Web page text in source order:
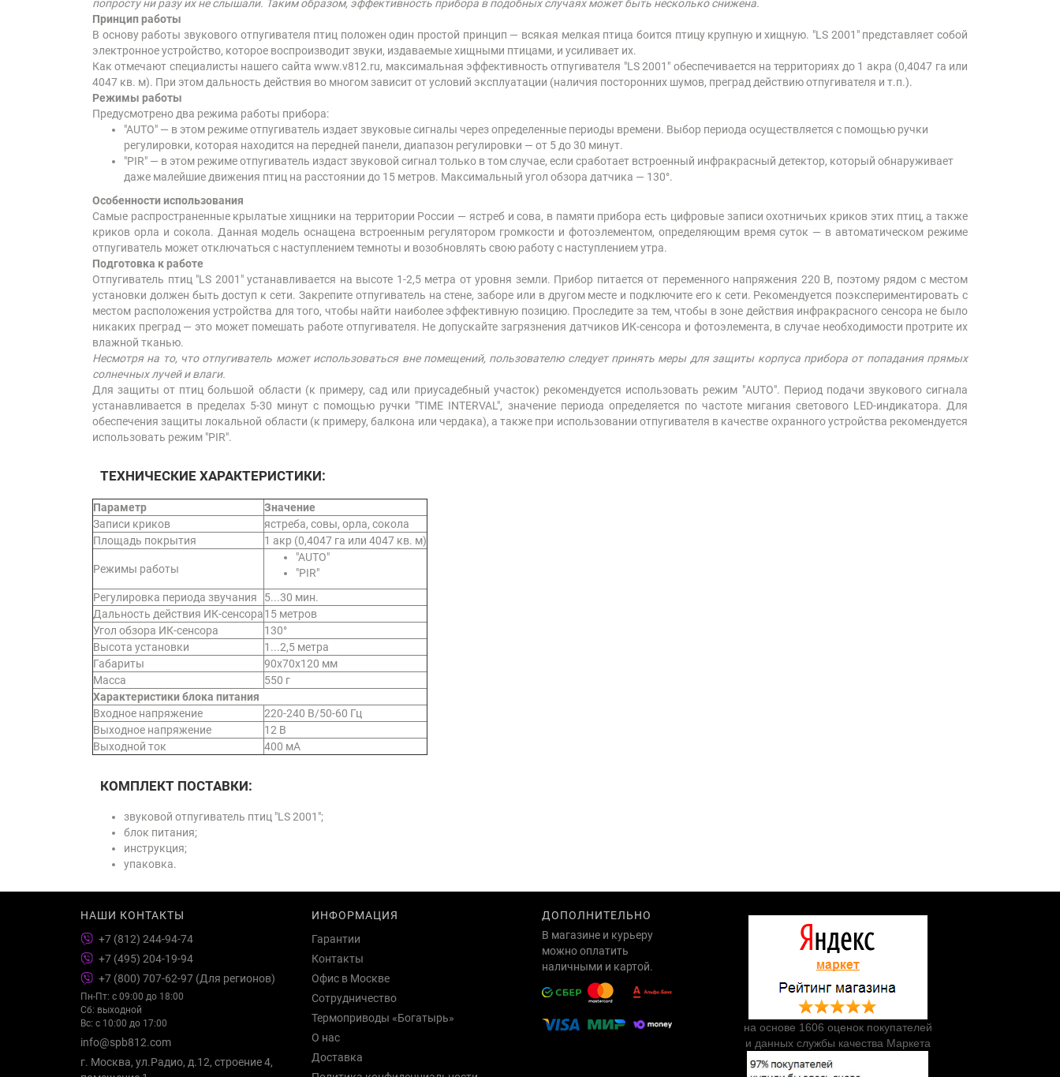
попросту ни разу их не слышали. Таким образом, эффективность прибора в подобных случаях может быть несколько снижена.
Принцип работы
В основу работы звукового отпугивателя птиц положен один простой принцип — всякая мелкая птица боится птицу крупную и хищную. "LS 2001" представляет собой
электронное устройство, которое воспроизводит звуки, издаваемые хищными птицами, и усиливает их.
Как отмечают специалисты нашего сайта www.v812.ru, максимальная эффективность отпугивателя "LS 2001" обеспечивается на территориях до 1 акра (0,4047 га или
4047 кв. м). При этом дальность действия во многом зависит от условий эксплуатации (наличия посторонних шумов, преград действию отпугивателя и т.п.).
Режимы работы
Предусмотрено два режима работы прибора:
"AUTO" — в этом режиме отпугиватель издает звуковые сигналы через определенные периоды времени. Выбор периода осуществляется с помощью ручки
регулировки, которая находится на передней панели, диапазон регулировки — от 5 до 30 минут.
"PIR" — в этом режиме отпугиватель издаст звуковой сигнал только в том случае, если сработает встроенный инфракрасный детектор, который обнаруживает
даже малейшие движения птиц на расстоянии до 15 метров. Максимальный угол обзора датчика — 130°.
Особенности использования
Самые распространенные крылатые хищники на территории России — ястреб и сова, в памяти прибора есть цифровые записи охотничьих криков этих птиц, а также
криков орла и сокола. Данная модель оснащена встроенным регулятором громкости и фотоэлементом, определяющим время суток — в автоматическом режиме
отпугиватель может отключаться с наступлением темноты и возобновлять свою работу с наступлением утра.
Подготовка к работе
Отпугиватель птиц "LS 2001" устанавливается на высоте 1-2,5 метра от уровня земли. Прибор питается от переменного напряжения 220 В, поэтому рядом с местом
установки должен быть доступ к сети. Закрепите отпугиватель на стене, заборе или в другом месте и подключите его к сети. Рекомендуется поэкспериментировать с
местом расположения устройства для того, чтобы найти наиболее эффективную позицию. Проследите за тем, чтобы в зоне действия инфракрасного сенсора не было
никаких преград — это может помешать работе отпугивателя. Не допускайте загрязнения датчиков ИК-сенсора и фотоэлемента, в случае необходимости протрите их
влажной тканью.
Несмотря на то, что отпугиватель может использоваться вне помещений, пользователю следует принять меры для защиты корпуса прибора от попадания прямых
солнечных лучей и влаги.
Для защиты от птиц большой области (к примеру, сад или приусадебный участок) рекомендуется использовать режим "AUTO". Период подачи звукового сигнала
устанавливается в пределах 5-30 минут с помощью ручки "TIME INTERVAL", значение периода определяется по частоте мигания светового LED-индикатора. Для
обеспечения защиты локальной области (к примеру, балкона или чердака), а также при использовании отпугивателя в качестве охранного устройства рекомендуется
использовать режим "PIR".
ТЕХНИЧЕСКИЕ ХАРАКТЕРИСТИКИ:
Параметр
Значение
Записи криков
ястреба, совы, орла, сокола
Площадь покрытия
1 акр (0,4047 га или 4047 кв. м)
Режимы работы
"AUTO"
"PIR"
Регулировка периода звучания
5...30 мин.
Дальность действия ИК-сенсора15 метров
Угол обзора ИК-сенсора
130°
Высота установки
1...2,5 метра
Габариты
90х70х120 мм
Масса
550 г
Характеристики блока питания
Входное напряжение
220-240 В/50-60 Гц
Выходное напряжение
12 В
Выходной ток
400 мА
КОМПЛЕКТ ПОСТАВКИ:
звуковой отпугиватель птиц "LS 2001";
блок питания;
инструкция;
упаковка.
НАШИ КОНТАКТЫ
+7 (812) 244-94-74
+7 (495) 204-19-94
+7 (800) 707-62-97 (Для регионов)
Пн-Пт: с 09:00 до 18:00
Сб: выходной
Вс: с 10:00 до 17:00
info@spb812.com
г. Москва, ул.Радио, д.12, строение 4,
ИНФОРМАЦИЯ
Гарантии
Контакты
Офис в Москве
Сотрудничество
Термоприводы «Богатырь»
О нас
Доставка
ДОПОЛНИТЕЛЬНО
В магазине и курьеру
можно оплатить
наличными и картой.
на основе 1606 оценок покупателей
и данных службы качества Маркета